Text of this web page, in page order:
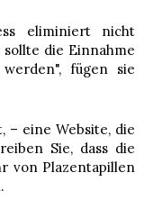
eliminiert nicht
die Einnahme
fügen sie
– eine Website, die
Sie, dass die
von Plazentapillen